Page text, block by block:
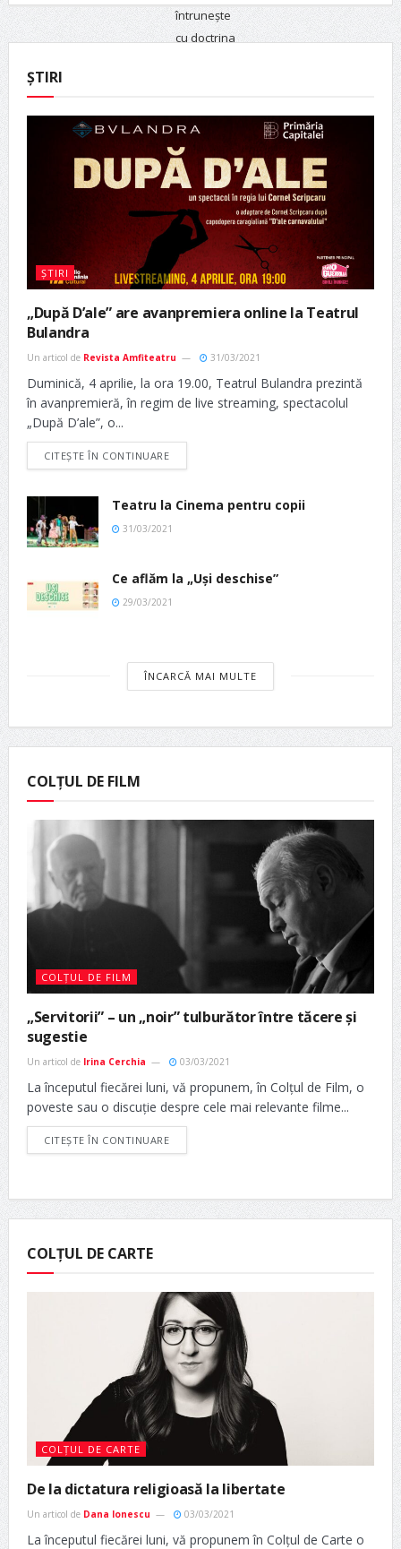
ȘTIRI
ȘTIRI
„După D’ale” are avanpremiera online la Teatrul
Bulandra
Un articol de Revista Amfiteatru 31/03/2021
Duminică, 4 aprilie, la ora 19.00, Teatrul Bulandra prezintă
în avanpremieră, în regim de live streaming, spectacolul
„După D’ale”, o...
CITEȘTE ÎN CONTINUARE
Teatru la Cinema pentru copii
31/03/2021
Ce aflăm la „Uși deschise”
29/03/2021
ÎNCARCĂ MAI MULTE
COLȚUL DE FILM
COLȚUL DE FILM
„Servitorii” – un „noir” tulburător între tăcere și
sugestie
Un articol de Irina Cerchia 03/03/2021
La începutul fiecărei luni, vă propunem, în Colțul de Film, o
poveste sau o discuție despre cele mai relevante filme...
CITEȘTE ÎN CONTINUARE
COLȚUL DE CARTE
COLȚUL DE CARTE
De la dictatura religioasă la libertate
Un articol de Dana Ionescu 03/03/2021
La începutul fiecărei luni, vă propunem în Colțul de Carte o